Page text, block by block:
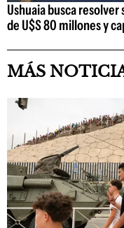
Ushuaia busca
de U$S 80 millones y
MÁS